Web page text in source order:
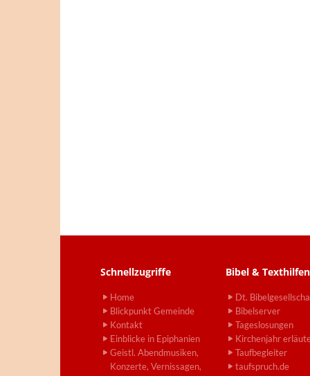
Schnellzugriffe
Home
Blickpunkt Gemeinde
Kontakt
Einblicke in Epiphanien
Geistl. Abendmusiken,
Konzerte, Vernissagen,
Bibel & Texthilfen
Dt.
Bibelserver
Tageslosungen
Kirchenjahr
Taufbegleiter
taufspruch.de